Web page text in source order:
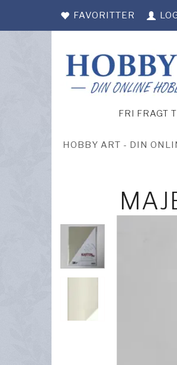
FAVORITTER
FRI FRAGT
HOBBY ART - DIN